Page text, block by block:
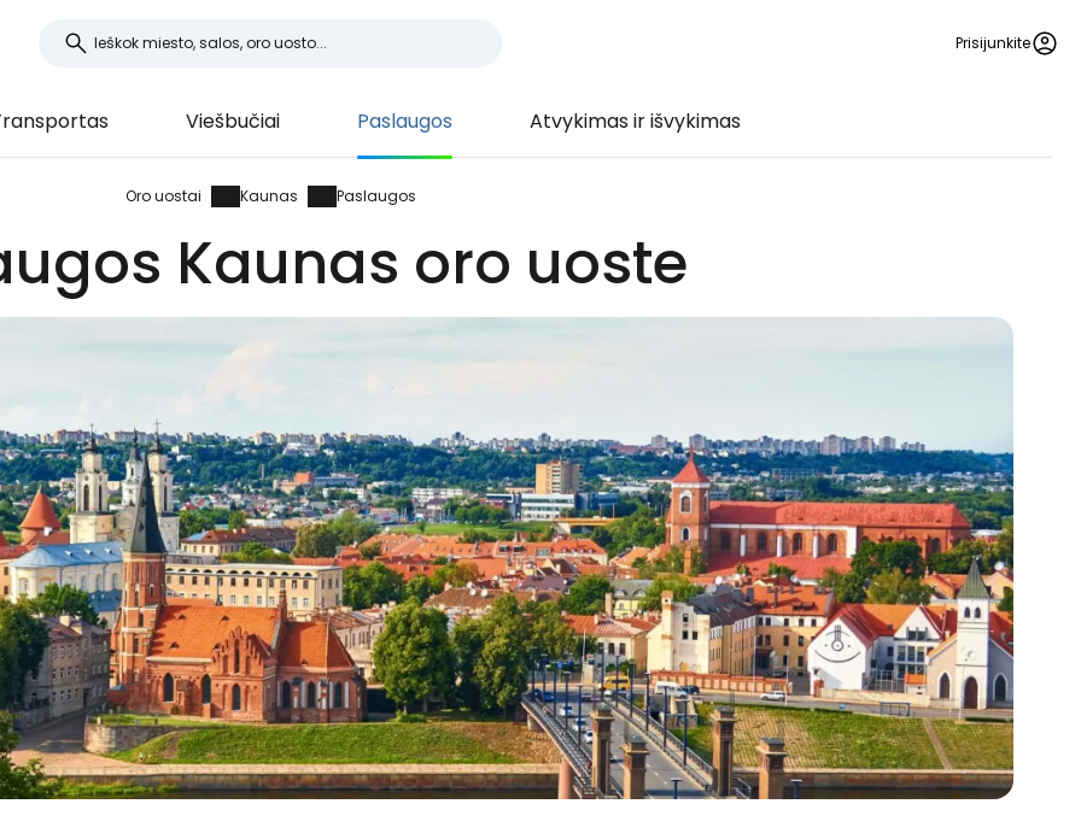
Prisijunkite
Viešbučiai Paslaugos Atvykimas ir išvykimas
Oro uostai Kaunas Paslaugos
Kaunas oro uoste